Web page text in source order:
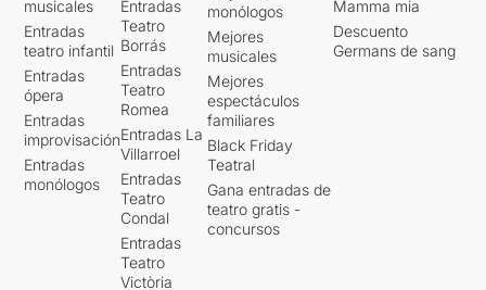
musicales
Entradas
teatro infantil
Entradas
ópera
Entradas
improvisación
Entradas
monólogos
Entradas
Teatro
Borrás
Entradas
Teatro
Romea
Entradas La
Villarroel
Entradas
Teatro
Condal
Entradas
Teatro
Victòria
monólogos
Mejores
musicales
Mejores
espectáculos
familiares
Black Friday
Teatral
Gana entradas de
teatro gratis -
concursos
Mamma mia
Descuento
Germans de sang